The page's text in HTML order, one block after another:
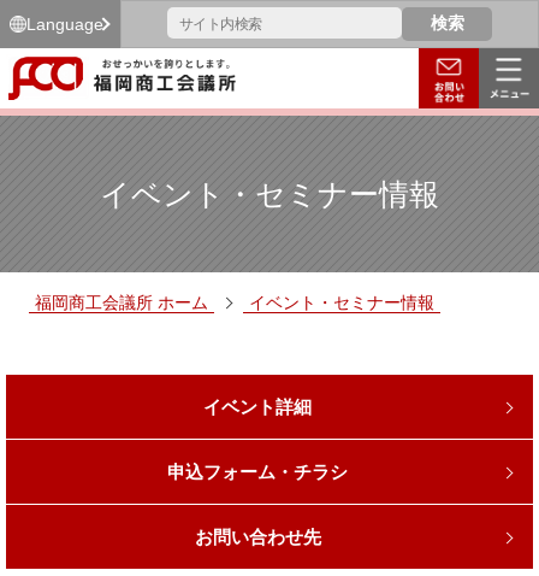
Language
イベント・セミナー情報
福岡商工会議所 ホーム イベント・セミナー情報
イベント詳細
申込フォーム・チラシ
お問い合わせ先